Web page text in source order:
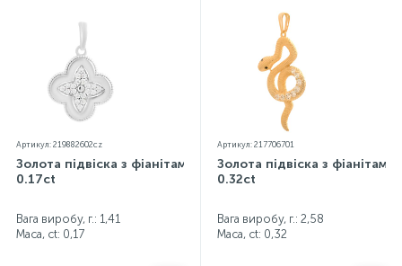
Артикул: 219882602cz
Золота підвіска з фіанітами
0.17ct
Вага виробу, г.: 1,41
Маса, ct: 0,17
Артикул: 217706701
Золота підвіска з фіанітами
0.32ct
Вага виробу, г.: 2,58
Маса, ct: 0,32